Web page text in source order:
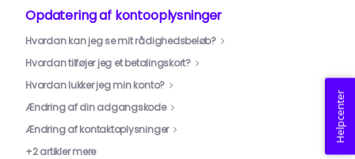
Opdatering af kontooplysninger
Hvordan kan jeg se mit rådighedsbeløb?
Hvordan tilføjer jeg et betalingskort?
Hvordan lukker jeg min konto?
Ændring af din adgangskode
Ændring af kontaktoplysninger
+2 artikler mere
Helpcenter